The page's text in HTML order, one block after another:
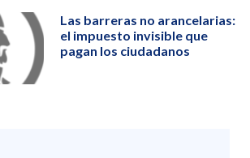
Las barreras no arancelarias:
el impuesto invisible que
pagan los ciudadanos